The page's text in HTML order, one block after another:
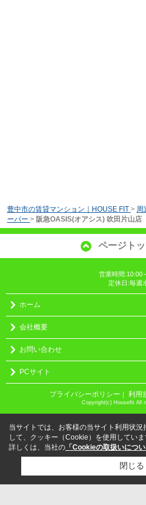
豊中市の賃貸マンション｜HOUSE FIT > 周
ーパー > 阪急OASIS(オアシス) 吹田片山店
ページト
営業時間:10:00
定休日:毎週
ホーム
会社概要
お問い合わせ
PCサイト
プライバシーポリシー ｜ 利用
Copyright(c) Housefit All
当サイトでは、お客様の当サイト利用状
して、クッキー（Cookie）を使用していま
詳しくは、当社の 「Cookieの取扱いについ
閉じる